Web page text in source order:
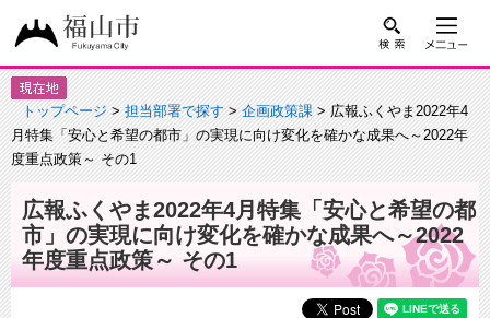
トップページ>担当部署で探す>企画政策課> 広報ふくやま2022年4
月特集「安心と希望の都市」の実現に向け変化を確かな成果へ～2022年
度重点政策～ その1
広報ふくやま2022年4月特集「安心と希望の都
市」の実現に向け変化を確かな成果へ～2022
年度重点政策～ その1